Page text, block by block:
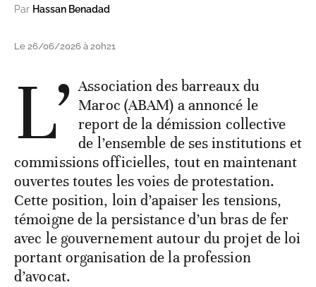
Par Hassan Benadad
Le 26/06/2026 à 20h21
L’ Association des barreaux du
Maroc (ABAM) a annoncé le
report de la démission collective
de l’ensemble de ses institutions et
commissions officielles, tout en maintenant
ouvertes toutes les voies de protestation.
Cette position, loin d’apaiser les tensions,
témoigne de la persistance d’un bras de fer
avec le gouvernement autour du projet de loi
portant organisation de la profession
d’avocat.